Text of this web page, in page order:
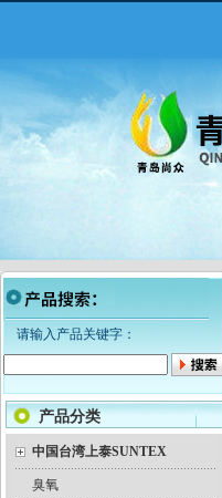
请输入产品关键字：
产品分类
中国台湾上泰SUNTEX
臭氧